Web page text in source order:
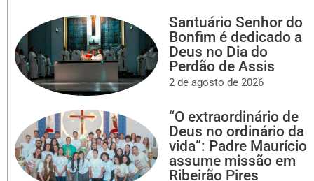
Santuário Senhor do
Bonfim é dedicado a
Deus no Dia do
Perdão de Assis
2 de agosto de 2026
“O extraordinário de
Deus no ordinário da
vida”: Padre Maurício
assume missão em
Ribeirão Pires